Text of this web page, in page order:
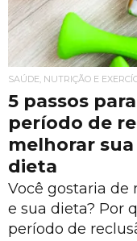
SAÚDE, NUTRIÇÃO E
5 passos
período de
melhorar
dieta
Você gostaria de
e sua dieta? Por
período de